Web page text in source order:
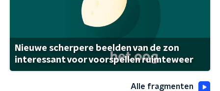
Nieuwe scherpere beelden van de zon
interessant voor voorspellen ruimteweer
Alle fragmenten